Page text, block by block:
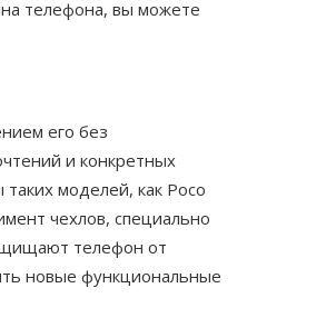
телефона, вы можете
его без
и конкретных
моделей, как Poco
чехлов, специально
телефон от
новые функциональные